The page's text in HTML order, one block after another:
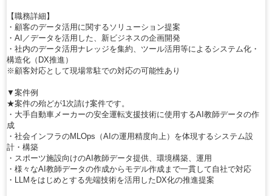
【職務詳細】
・顧客のデータ活用に関するソリューション提案
・AI／データを活用した、新ビジネスの企画開発
・社内のデータ活用ナレッジを集約、ツール活用等によるシステム化・
構造化（DX推進）
※顧客対応として現場常駐での対応の可能性あり
▼案件例
★案件の殆どが1次請け案件です。
・大手自動車メーカーの安全運転支援技術に使用するAI教師データの作
成
・社会インフラのMLOps（AIの運用精度向上）を体現するシステム設
計・構築
・スポーツ施設向けのAI教師データ提供、環境構築、運用
・様々なAI教師データの作成からモデル作成まで一貫して自社で対応
・LLMをはじめとする先端技術を活用したDX化の推進提案